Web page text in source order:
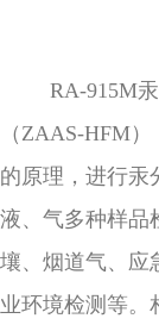
RA-915M
（ZAAS-HFM
的原理，进行汞
液、气多种样品
壤、烟道气、应
业环境检测等。